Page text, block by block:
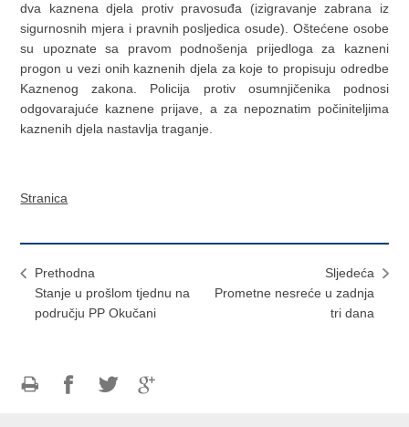
dva kaznena djela protiv pravosuđa (izigravanje zabrana iz
sigurnosnih mjera i pravnih posljedica osude). Oštećene osobe
su upoznate sa pravom podnošenja prijedloga za kazneni
progon u vezi onih kaznenih djela za koje to propisuju odredbe
Kaznenog zakona. Policija protiv osumnjičenika podnosi
odgovarajuće kaznene prijave, a za nepoznatim počiniteljima
kaznenih djela nastavlja traganje.
Stranica
Prethodna
Stanje u prošlom tjednu na
području PP Okučani
Sljedeća
Prometne nesreće u zadnja
tri dana